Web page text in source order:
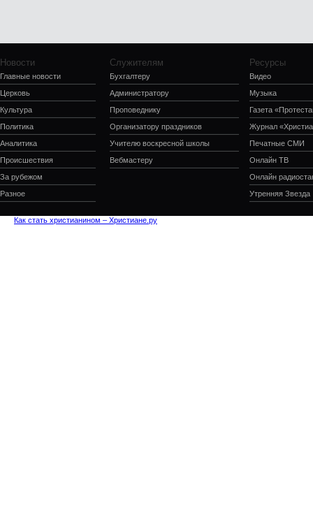
Новости
Главные новости
Церковь
Культура
Политика
Аналитика
Происшествия
За рубежом
Разное
Служителям
Бухгалтеру
Администратору
Проповеднику
Организатору праздников
Учителю воскресной школы
Вебмастеру
Ресурсы
Видео
Музыка
Газета
Журнал
Печатные СМИ
Онлайн ТВ
Онлайн
Утренняя Звезда
Как стать христианином – Христиане.ру